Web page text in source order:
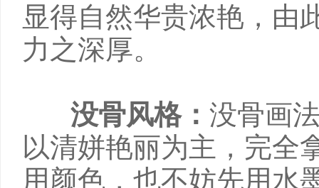
显得自然华贵浓艳，由
力之深厚。
没骨风格： 没骨画
以清姘艳丽为主，完全
用颜色，也不妨先用水